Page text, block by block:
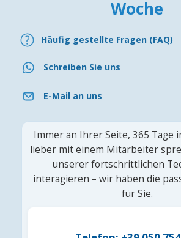
Woche
Häufig gestellte Fragen (FAQ)
Schreiben Sie uns
E-Mail an uns
Immer an Ihrer Seite, 365 Tage
lieber mit einem Mitarbeiter
unserer fortschrittlichen
interagieren – wir haben die
für Sie.